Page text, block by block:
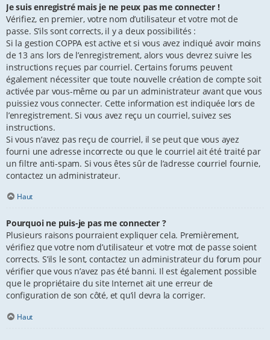
Je suis enregistré mais je ne peux pas me connecter !
Vérifiez, en premier, votre nom d’utilisateur et votre mot de
passe. S’ils sont corrects, il y a deux possibilités :
Si la gestion COPPA est active et si vous avez indiqué avoir moins
de 13 ans lors de l’enregistrement, alors vous devrez suivre les
instructions reçues par courriel. Certains forums peuvent
également nécessiter que toute nouvelle création de compte soit
activée par vous-même ou par un administrateur avant que vous
puissiez vous connecter. Cette information est indiquée lors de
l’enregistrement. Si vous avez reçu un courriel, suivez ses
instructions.
Si vous n’avez pas reçu de courriel, il se peut que vous ayez
fourni une adresse incorrecte ou que le courriel ait été traité par
un filtre anti-spam. Si vous êtes sûr de l’adresse courriel fournie,
contactez un administrateur.
Haut
Pourquoi ne puis-je pas me connecter ?
Plusieurs raisons pourraient expliquer cela. Premièrement,
vérifiez que votre nom d’utilisateur et votre mot de passe soient
corrects. S’ils le sont, contactez un administrateur du forum pour
vérifier que vous n’avez pas été banni. Il est également possible
que le propriétaire du site Internet ait une erreur de
configuration de son côté, et qu’il devra la corriger.
Haut